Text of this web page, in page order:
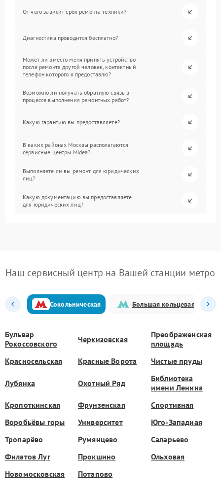
От чего зависит срок ремонта техники?
Диагностика проводится бесплатно?
Может ли вместо меня принять устройство
после ремонта другой человек, контактный
телефон которого я предоставлю?
Возможно ли получать обратную связь в
процессе выполнения ремонтных работ?
Какую гарантию вы предоставляете?
В каких районах Москвы располагаются
сервисные центры Midea?
Выполняете ли вы ремонт для юридических
лиц?
Какую документацию вы предоставляете
для юридических лиц?
Наш сервисный центр на Вашей станции метро
Сокольническая Большая кольцевая
Бульвар
Рокоссовского
Черкизовская
Преображенская
площадь
Красносельская
Красные Ворота Чистые пруды
Лубянка Охотный Ряд
Библиотека
имени Ленина
Кропоткинская
Фрунзенская
Спортивная
Воробьёвы горы
Университет
Юго-Западная
Тропарёво
Румянцево
Саларьево
Филатов Луг
Прокшино
Ольховая
Новомосковская
Потапово